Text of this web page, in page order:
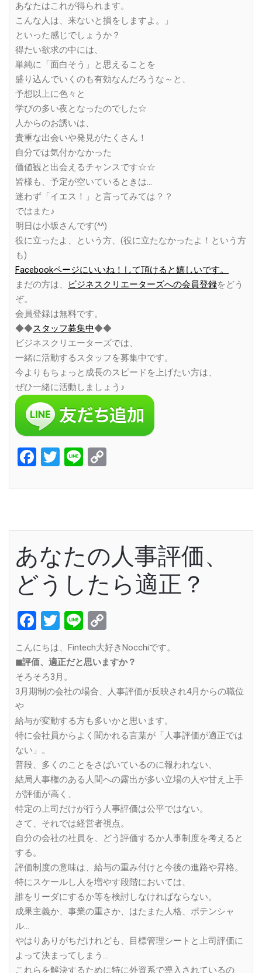
あなたはこれが得られます。
こんな人は、来ないと損をしますよ。」
といった感じでしょうか？
得たい欲求の中には、
単純に「面白そう」と思えることを
盛り込んでいくのも有効なんだろうな～と、
予想以上に色々と
学びの多い夜となったのでした☆
人からのお誘いは、
貴重な出会いや発見がたくさん！
自分では気付かなかった
価値観と出会えるチャンスです☆☆
皆様も、予定が空いているときは…
迷わず「イエス！」と言ってみては？？
ではまた♪
明日は小坂さんです(^^)
役に立ったよ、という方、(役に立たなかったよ！という方
も)
Facebookページにいいね！して頂けると嬉しいです。
まだの方は、
ビジネスクリエーターズへの会員登録をどう
ぞ。
会員登録は無料です。
◆◆スタッフ募集中◆◆
ビジネスクリエーターズでは、
一緒に活動するスタッフを募集中です。
今よりもちょっと成長のスピードを上げたい方は、
ぜひ一緒に活動しましょう♪
Facebook
Twitter
Line
あなたの人事評価、
どうしたら適正？
Facebook
Twitter
Line
Link
こんにちは、Fintech大好きNocchiです。
◼︎評価、適正だと思いますか？
そろそろ3月。
3月期制の会社の場合、人事評価が反映され4月からの職位
や
給与が変動する方も多いかと思います。
特に会社員からよく聞かれる言葉が「人事評価が適正では
ない」。
普段、多くのことをさばいているのに報われない、
結局人事権のある人間への露出が多い立場の人や甘え上手
が評価が高く、
特定の上司だけが行う人事評価は公平ではない。
さて、それでは経営者視点。
自分の会社の社員を、どう評価するか人事制度を考えると
する。
評価制度の意味は、給与の重み付けと今後の進路や昇格。
特にスケールし人を増やす段階においては、
誰をリーダにするか等を検討しなければならない。
成果主義か、事業の重さか、はたまた人格、ポテンシャ
ル…
やはりありがちだけれども、目標管理シートと上司評価に
よって決まってしまう…
これらを解決するために特に外資系で導入されているの